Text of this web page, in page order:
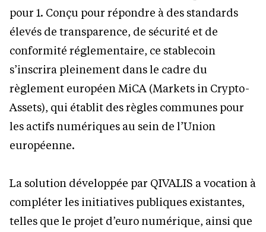
pour 1. Conçu pour répondre à des standards
élevés de transparence, de sécurité et de
conformité réglementaire, ce stablecoin
s’inscrira pleinement dans le cadre du
règlement européen MiCA (Markets in Crypto-
Assets), qui établit des règles communes pour
les actifs numériques au sein de l’Union
européenne.
La solution développée par QIVALIS a vocation à
compléter les initiatives publiques existantes,
telles que le projet d’euro numérique, ainsi que